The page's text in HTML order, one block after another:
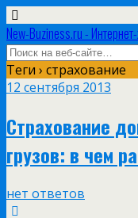
New-Buziness.ru -
Теги › страхование
12 сентября 2013
Страхование
грузов: в чем
нет ответов